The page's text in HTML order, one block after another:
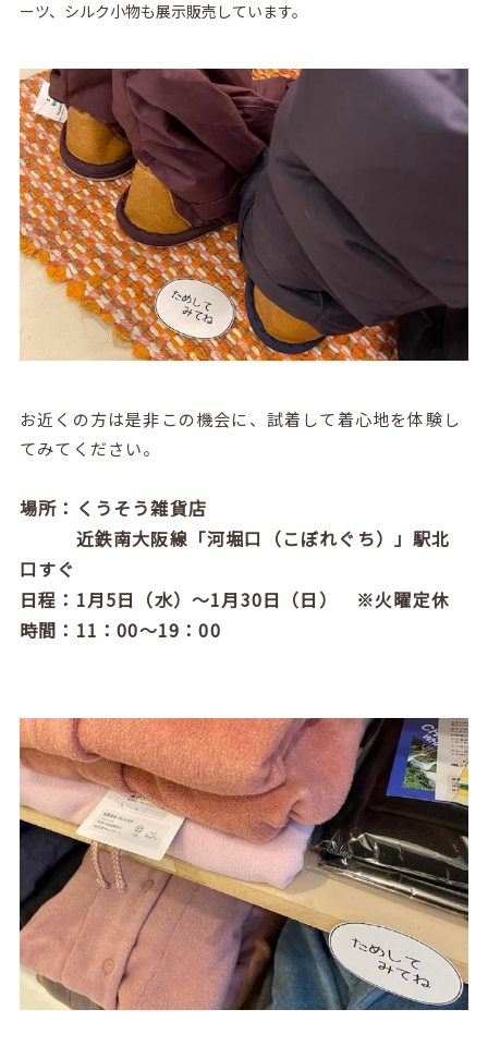
ーツ、シルク小物も展示販売しています。
お近くの方は是非この機会に、試着して着心地を体験し
てみてください。
場所：くうそう雑貨店
​​​​​​​近鉄南大阪線「河堀口（こぼれぐち）」駅北
口すぐ
日程：1月5日（水）～1月30日（日） ※火曜定休
時間：11：00～19：00